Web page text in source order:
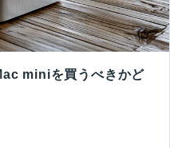
miniを買うべきかど